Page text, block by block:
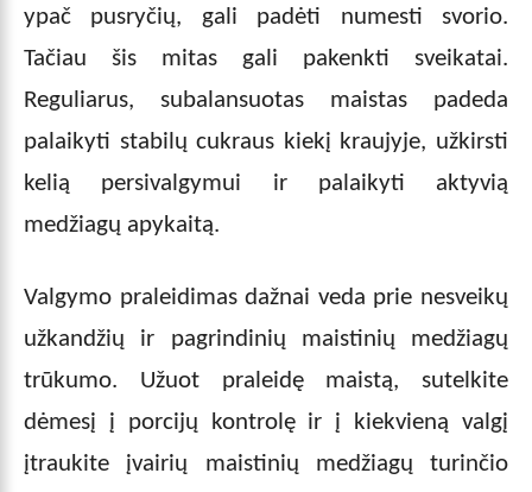
ypač pusryčių, gali padėti numesti svorio.
Tačiau šis mitas gali pakenkti sveikatai.
Reguliarus, subalansuotas maistas padeda
palaikyti stabilų cukraus kiekį kraujyje, užkirsti
kelią persivalgymui ir palaikyti aktyvią
medžiagų apykaitą.
Valgymo praleidimas dažnai veda prie nesveikų
užkandžių ir pagrindinių maistinių medžiagų
trūkumo. Užuot praleidę maistą, sutelkite
dėmesį į porcijų kontrolę ir į kiekvieną valgį
įtraukite įvairių maistinių medžiagų turinčio